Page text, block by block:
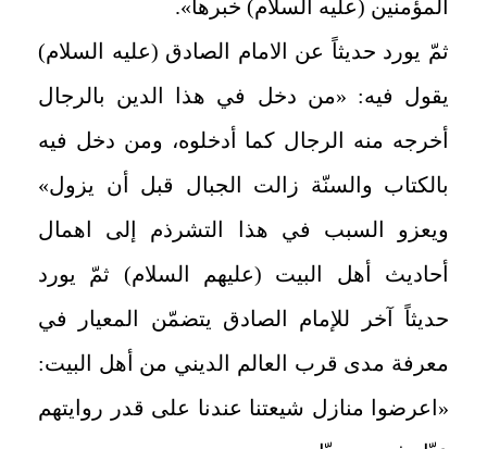
المؤمنين (عليه السلام) خبرها».
ثمّ يورد حديثاً عن الامام الصادق (عليه السلام)
يقول فيه: «من دخل في هذا الدين بالرجال
أخرجه منه الرجال كما أدخلوه، ومن دخل فيه
بالكتاب والسنّة زالت الجبال قبل أن يزول»
ويعزو السبب في هذا التشرذم إلى اهمال
أحاديث أهل البيت (عليهم السلام) ثمّ يورد
حديثاً آخر للإمام الصادق يتضمّن المعيار في
معرفة مدى قرب العالم الديني من أهل البيت:
«اعرضوا منازل شيعتنا عندنا على قدر روايتهم